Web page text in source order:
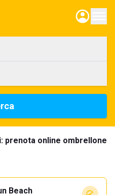
prenota online ombrellone
Beach